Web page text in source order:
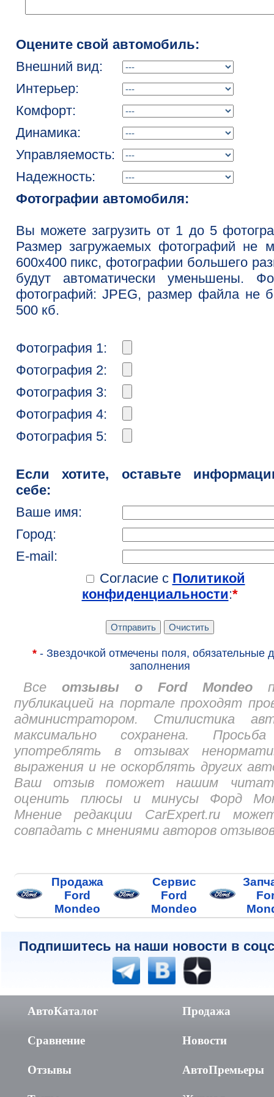
Оцените свой автомобиль:
Внешний вид:
Интерьер:
Комфорт:
Динамика:
Управляемость:
Надежность:
Фотографии автомобиля:
Вы можете загрузить от 1 до 5
Размер загружаемых фотографий не
600x400 пикс, фотографии большего
будут автоматически уменьшены.
фотографий: JPEG, размер файла не
500 кб.
Фотография 1:
Фотография 2:
Фотография 3:
Фотография 4:
Фотография 5:
Если хотите, оставьте
себе:
Ваше имя:
Город:
E-mail:
Согласие с Политикой
конфиденциальности:*
*- Звездочкой отмечены поля, обязательные
заполнения
Все отзывы о Ford Mondeo
публикацией на портале проходят
администратором. Стилистика
максимально сохранена.
употреблять в отзывах
выражения и не оскорблять других
Ваш отзыв поможет нашим
оценить плюсы и минусы Форд
Мнение редакции CarExpert.ru
совпадать с мнениями авторов
Продажа
Ford
Mondeo
Сервис
Ford
Mondeo
Подпишитесь на наши новости в
АвтоКаталог
Сравнение
Отзывы
Продажа
Новости
АвтоПремьеры